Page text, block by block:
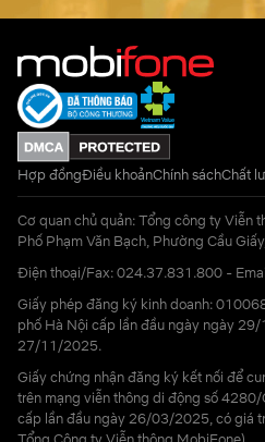
Hợp đồngĐiều khoảnChính sáchChất
Cơ quan chủ quản: Tổng công ty Viễn
Phố Phạm Văn Bạch, Phường Cầu
Điện thoại/Fax: 024.37.831.800 -
Giấy phép đăng ký kinh doanh:
phố Hà Nội cấp lần đầu ngày ngày
27/11/2025.
Giấy chứng nhận đăng ký kết nối để
trên mạng viễn thông di động số
cấp lần đầu ngày 26/03/2025, có giá